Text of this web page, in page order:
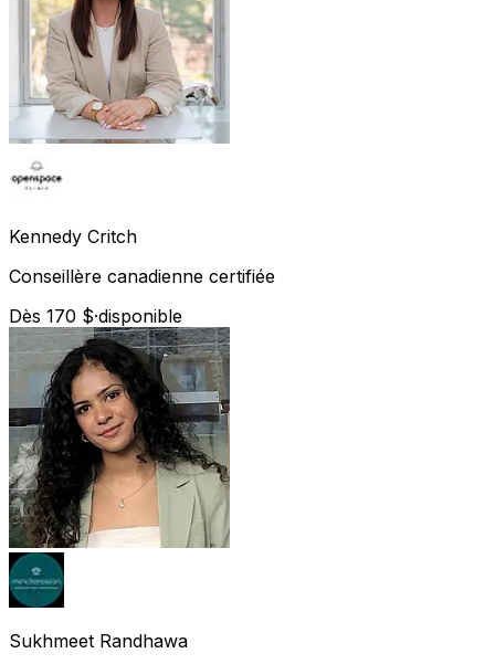
Kennedy Critch
Conseillère canadienne certifiée
Dès 170 $·disponible
Sukhmeet Randhawa